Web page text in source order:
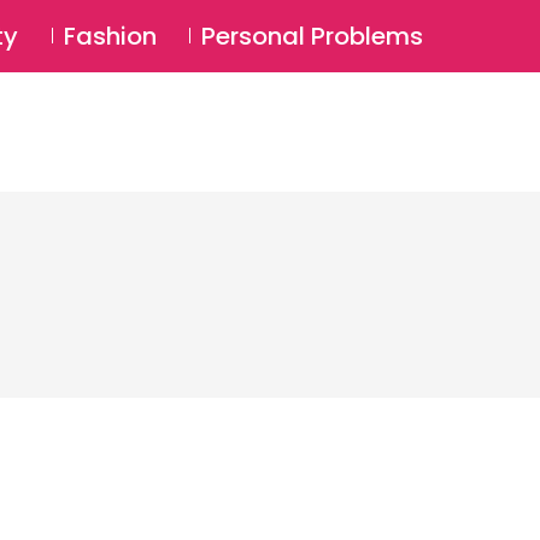
Login ⚲
Fashion Personal Problems